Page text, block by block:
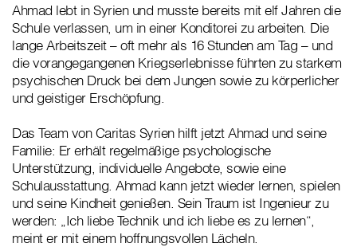
Ahmad lebt in Syrien und musste bereits mit elf Jahren die
Schule verlassen, um in einer Konditorei zu arbeiten. Die
lange Arbeitszeit – oft mehr als 16 Stunden am Tag – und
die vorangegangenen Kriegserlebnisse führten zu starkem
psychischen Druck bei dem Jungen sowie zu körperlicher
und geistiger Erschöpfung.
Das Team von Caritas Syrien hilft jetzt Ahmad und seine
Familie: Er erhält regelmäßige psychologische
Unterstützung, individuelle Angebote, sowie eine
Schulausstattung. Ahmad kann jetzt wieder lernen, spielen
und seine Kindheit genießen. Sein Traum ist Ingenieur zu
werden: „Ich liebe Technik und ich liebe es zu lernen“,
meint er mit einem hoffnungsvollen Lächeln.